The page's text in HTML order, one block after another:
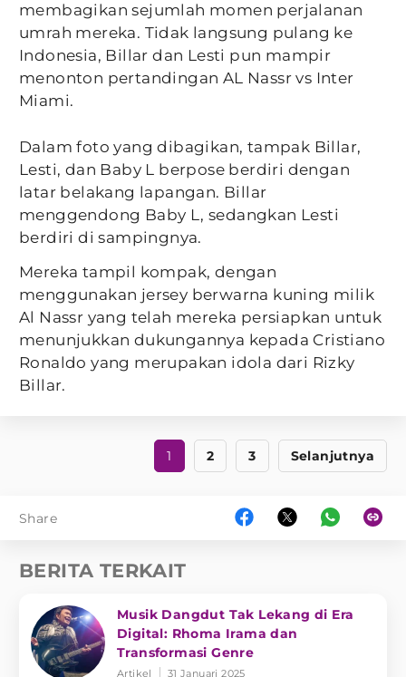
membagikan sejumlah momen perjalanan
umrah mereka. Tidak langsung pulang ke
Indonesia, Billar dan Lesti pun mampir
menonton pertandingan AL Nassr vs Inter
Miami.
Dalam foto yang dibagikan, tampak Billar,
Lesti, dan Baby L berpose berdiri dengan
latar belakang lapangan. Billar
menggendong Baby L, sedangkan Lesti
berdiri di sampingnya.
Mereka tampil kompak, dengan
menggunakan jersey berwarna kuning milik
Al Nassr yang telah mereka persiapkan untuk
menunjukkan dukungannya kepada Cristiano
Ronaldo yang merupakan idola dari Rizky
Billar.
1 2 3 Selanjutnya
Share
BERITA TERKAIT
Musik Dangdut Tak Lekang di Era
Digital: Rhoma Irama dan
Transformasi Genre
Artikel 31 Januari 2025